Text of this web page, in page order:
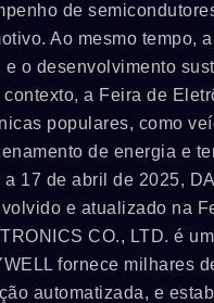
de
Ao mesmo tempo,
e o desenvolvimento
contexto, a Feira de
populares, como
de energia e
a 17 de abril de 2025,
e atualizado na
CO., LTD. é
fornece milhares
automatizada, e